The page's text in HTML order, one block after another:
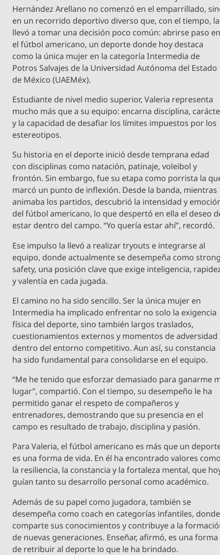
Hernández Arellano no comenzó en el emparrillado,
en un recorrido deportivo diverso que, con el tiempo, la
llevó a tomar una decisión poco común: abrirse paso
el fútbol americano, un deporte donde hoy destaca
como la única mujer en la categoría Intermedia de
Potros Salvajes de la Universidad Autónoma del Estado
de México (UAEMéx).
Estudiante de nivel medio superior, Valeria representa
mucho más que a su equipo: encarna disciplina,
y la capacidad de desafiar los límites impuestos por los
estereotipos.
Su historia en el deporte inició desde temprana edad
con disciplinas como natación, patinaje, voleibol y
frontón. Sin embargo, fue su etapa como porrista la
marcó un punto de inflexión. Desde la banda, mientras
animaba los partidos, descubrió la intensidad y
del fútbol americano, lo que despertó en ella el deseo
estar dentro del campo. “Yo quería estar ahí”, recordó.
Ese impulso la llevó a realizar tryouts e integrarse al
equipo, donde actualmente se desempeña como
safety, una posición clave que exige inteligencia,
y valentía en cada jugada.
El camino no ha sido sencillo. Ser la única mujer en
Intermedia ha implicado enfrentar no solo la exigencia
física del deporte, sino también largos traslados,
cuestionamientos externos y momentos de adversidad
dentro del entorno competitivo. Aun así, su constancia
ha sido fundamental para consolidarse en el equipo.
“Me he tenido que esforzar demasiado para ganarme
lugar”, compartió. Con el tiempo, su desempeño le ha
permitido ganar el respeto de compañeros y
entrenadores, demostrando que su presencia en el
campo es resultado de trabajo, disciplina y pasión.
Para Valeria, el fútbol americano es más que un
es una forma de vida. En él ha encontrado valores
la resiliencia, la constancia y la fortaleza mental, que
guían tanto su desarrollo personal como académico.
Además de su papel como jugadora, también se
desempeña como coach en categorías infantiles, donde
comparte sus conocimientos y contribuye a la
de nuevas generaciones. Enseñar, afirmó, es una forma
de retribuir al deporte lo que le ha brindado.